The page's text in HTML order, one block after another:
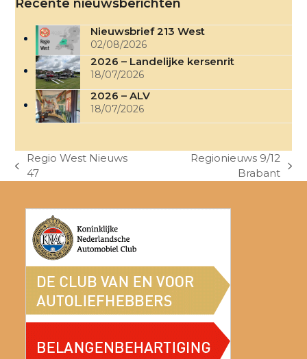
Recente nieuwsberichten
Nieuwsbrief 213 West
02/08/2026
2026 – Landelijke kersenrit
18/07/2026
2026 – ALV
18/07/2026
previous
Regio West Nieuws
47
Regionieuws 9/12
Brabant